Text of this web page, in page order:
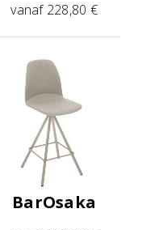
vanaf 228,80 €
BarOsaka